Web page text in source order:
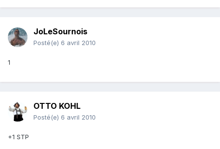
JoLeSournois
Posté(e) 6 avril 2010
1
OTTO KOHL
Posté(e) 6 avril 2010
+1 STP